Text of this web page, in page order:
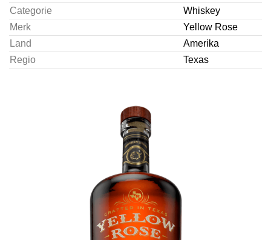
Categorie
Whiskey
Merk
Yellow Rose
Land
Amerika
Regio
Texas